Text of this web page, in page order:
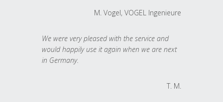
M. Vogel, VOGEL Ingenieure
We were very pleased with the service and
would happily use it again when we are next
in Germany.
T. M.